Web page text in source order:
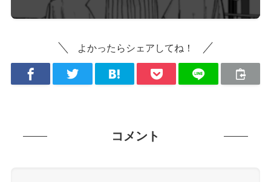
よかったらシェアしてね！
コメント